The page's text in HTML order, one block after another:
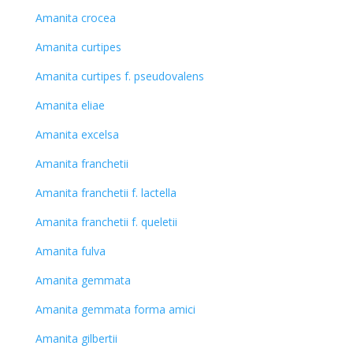
Amanita crocea
Amanita curtipes
Amanita curtipes f. pseudovalens
Amanita eliae
Amanita excelsa
Amanita franchetii
Amanita franchetii f. lactella
Amanita franchetii f. queletii
Amanita fulva
Amanita gemmata
Amanita gemmata forma amici
Amanita gilbertii